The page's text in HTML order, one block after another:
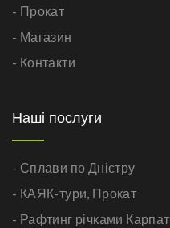
- Прокат
- Магазин
- Контакти
Наші послуги
- Сплави по Дністру
- КАЯК-тури, Прокат
- Рафтинг річками Карпат